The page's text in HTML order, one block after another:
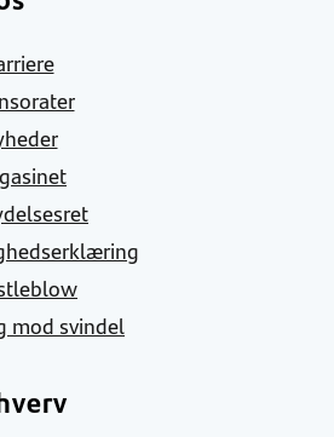
mod svindel